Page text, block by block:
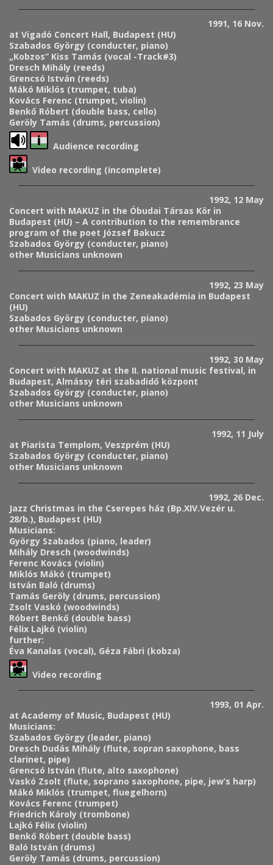
1991, 16 Nov.
at Vigadó Concert Hall, Budapest (HU)
Szabados György (conducter, piano)
„Kobzos” Kiss Tamás (vocal -Track#3)
Dresch Mihály (reeds)
Grencsó István (reeds)
Mákó Miklós (trumpet, tuba)
Kovács Ferenc (trumpet, violin)
Benkő Róbert (double bass, cello)
Geröly Tamás (drums, percussion)
Audience recording
Video recording (incomplete)
1992, 12 May
Concert with MAKUZ in the Óbudai Társas Kör in
Budapest (HU) – A contribution to the remembrance
program of the poet József Bakucz
Szabados György (conducter, piano)
other Musicians unknown
1992, 23 May
Concert with MAKUZ in the Zeneakadémia in Budapest
(HU)
Szabados György (conducter, piano)
other Musicians unknown
1992, 30 May
Concert with MAKUZ at the II. national music festival, in
Budapest, Almássy téri szabadidő központ
Szabados György (conducter, piano)
other Musicians unknown
1992, 11 July
at Piarista Templom, Veszprém (HU)
Szabados György (conducter, piano)
other Musicians unknown
1992, 26 Dec.
Jazz Christmas in the Cserepes ház (Bp.XIV.Vezér u.
28/b.), Budapest (HU)
Musicians:
György Szabados (piano, leader)
Mihály Dresch (woodwinds)
Ferenc Kovács (violin)
Miklós Mákó (trumpet)
István Baló (drums)
Tamás Geröly (drums, percussion)
Zsolt Vaskó (woodwinds)
Róbert Benkő (double bass)
Félix Lajkó (violin)
further:
Éva Kanalas (vocal), Géza Fábri (kobza)
Video recording
1993, 01 Apr.
at Academy of Music, Budapest (HU)
Musicians:
Szabados György (leader, piano)
Dresch Dudás Mihály (flute, sopran saxophone, bass
clarinet, pipe)
Grencsó István (flute, alto saxophone)
Vaskó Zsolt (flute, soprano saxophone, pipe, jew’s harp)
Mákó Miklós (trumpet, fluegelhorn)
Kovács Ferenc (trumpet)
Friedrich Károly (trombone)
Lajkó Félix (violin)
Benkő Róbert (double bass)
Baló István (drums)
Geröly Tamás (drums, percussion)